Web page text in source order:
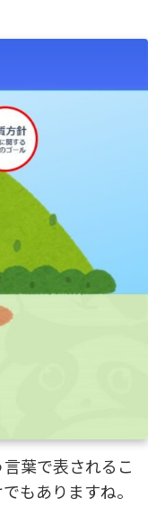
葉で表されるこ
もありますね。